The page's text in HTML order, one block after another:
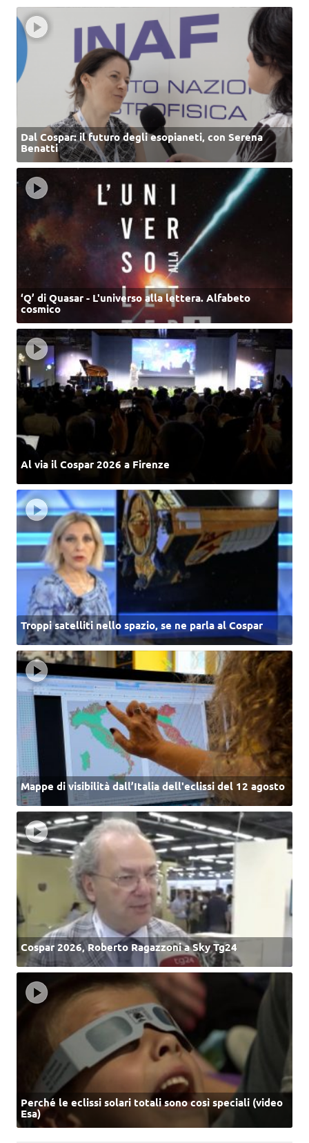
Dal Cospar: il futuro degli esopianeti, con Serena
Benatti
‘Q’ di Quasar - L'universo alla lettera. Alfabeto
cosmico
Al via il Cospar 2026 a Firenze
Troppi satelliti nello spazio, se ne parla al Cospar
Mappe di visibilità dall’Italia dell'eclissi del 12 agosto
Cospar 2026, Roberto Ragazzoni a Sky Tg24
Perché le eclissi solari totali sono così speciali (video
Esa)